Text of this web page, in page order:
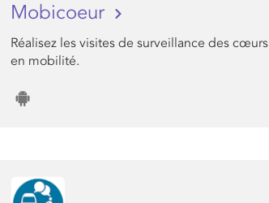
Mobicoeur
Réalisez les visites de surveillance des cœurs
en mobilité.